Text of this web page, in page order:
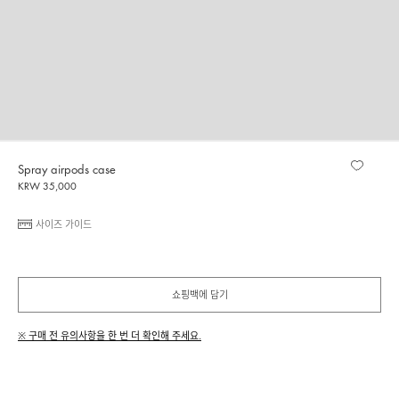
Spray airpods case
KRW 35,000
사이즈 가이드
쇼핑백에 담기
※ 구매 전 유의사항을 한 번 더 확인해 주세요.